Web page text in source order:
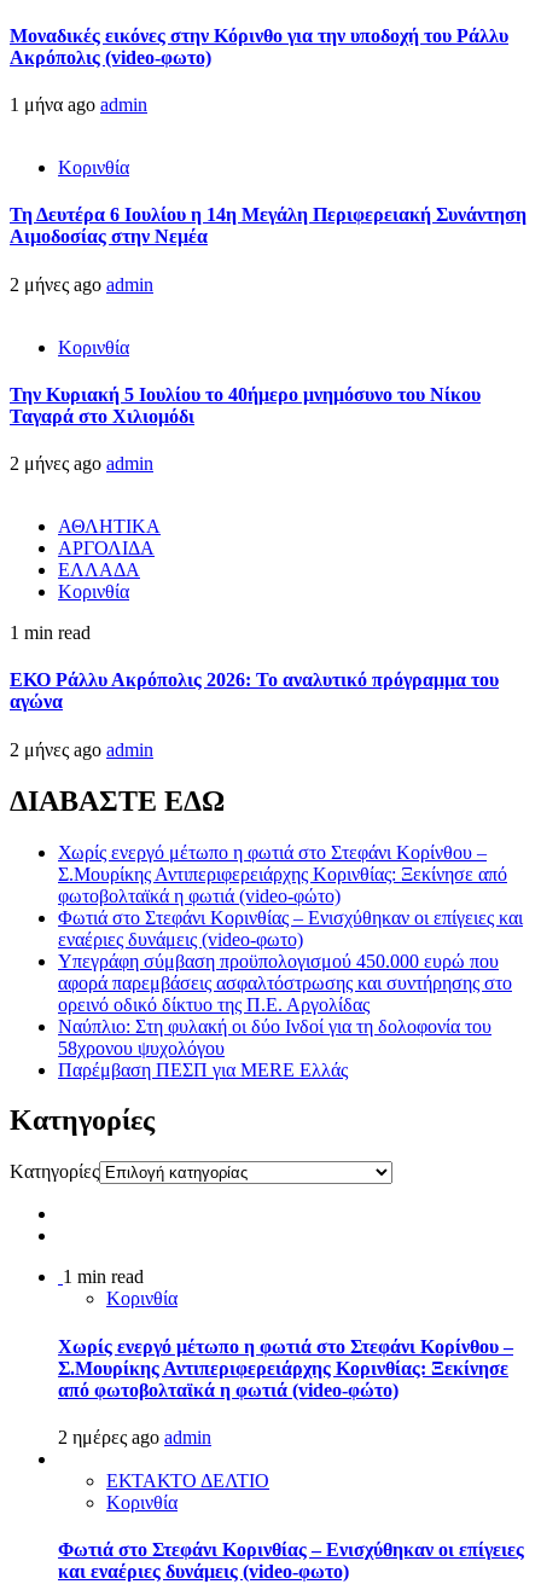
Μοναδικές εικόνες στην Κόρινθο για την υποδοχή του Ράλλυ
Ακρόπολις (video-φωτο)
1 μήνα ago admin
Κορινθία
Τη Δευτέρα 6 Ιουλίου η 14η Μεγάλη Περιφερειακή Συνάντηση
Αιμοδοσίας στην Νεμέα
2 μήνες ago admin
Κορινθία
Την Κυριακή 5 Ιουλίου το 40ήμερο μνημόσυνο του Νίκου
Ταγαρά στο Χιλιομόδι
2 μήνες ago admin
ΑΘΛΗΤΙΚΑ
ΑΡΓΟΛΙΔΑ
ΕΛΛΑΔΑ
Κορινθία
1 min read
ΕΚΟ Ράλλυ Ακρόπολις 2026: Το αναλυτικό πρόγραμμα του
αγώνα
2 μήνες ago admin
ΔΙΑΒΑΣΤΕ ΕΔΩ
Χωρίς ενεργό μέτωπο η φωτιά στο Στεφάνι Κορίνθου –
Σ.Μουρίκης Αντιπεριφερειάρχης Κορινθίας: Ξεκίνησε από
φωτοβολταϊκά η φωτιά (video-φώτο)
Φωτιά στο Στεφάνι Κορινθίας – Ενισχύθηκαν οι επίγειες και
εναέριες δυνάμεις (video-φωτο)
Υπεγράφη σύμβαση προϋπολογισμού 450.000 ευρώ που
αφορά παρεμβάσεις ασφαλτόστρωσης και συντήρησης στο
ορεινό οδικό δίκτυο της Π.Ε. Αργολίδας
Ναύπλιο: Στη φυλακή οι δύο Ινδοί για τη δολοφονία του
58χρονου ψυχολόγου
Παρέμβαση ΠΕΣΠ για MERE Ελλάς
Kατηγορίες
Kατηγορίες
1 min read
Κορινθία
Χωρίς ενεργό μέτωπο η φωτιά στο Στεφάνι Κορίνθου –
Σ.Μουρίκης Αντιπεριφερειάρχης Κορινθίας: Ξεκίνησε
από φωτοβολταϊκά η φωτιά (video-φώτο)
2 ημέρες ago admin
ΕΚΤΑΚΤΟ ΔΕΛΤΙΟ
Κορινθία
Φωτιά στο Στεφάνι Κορινθίας – Ενισχύθηκαν οι επίγειες
και εναέριες δυνάμεις (video-φωτο)